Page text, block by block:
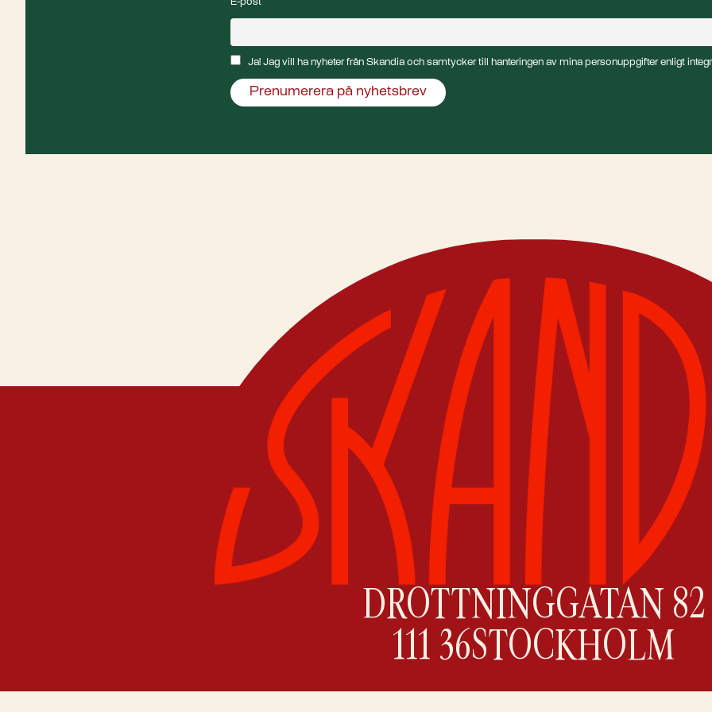
E-post
Ja! Jag vill ha nyheter från Skandia och samtycker till hanteringen av mina personuppgifter enligt
DROTTNINGGATAN 82
111 36STOCKHOLM